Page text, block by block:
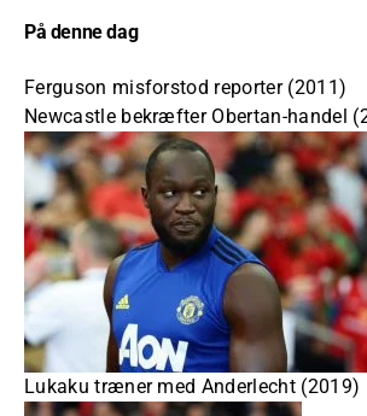
På denne dag
Ferguson misforstod reporter (2011)
Newcastle bekræfter Obertan-handel
Lukaku træner med Anderlecht (2019)